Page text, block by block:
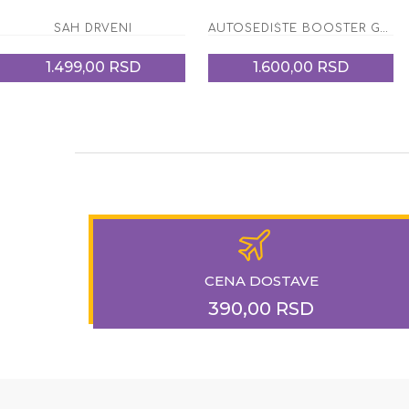
SAH DRVENI
1.499,00 RSD
AUTOSEDIŠTE BOOSTER GRUPA 2/3 FEENO FROZEN GREY ( OD 15-36 KG)
1.600,00 RSD
CENA DOSTAVE
390,00 RSD